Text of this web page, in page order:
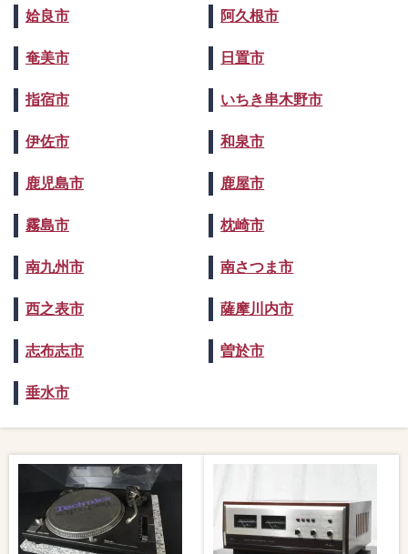
姶良市 阿久根市
奄美市 日置市
指宿市 いちき串木野市
伊佐市 和泉市
鹿児島市 鹿屋市
霧島市 枕崎市
南九州市 南さつま市
西之表市 薩摩川内市
志布志市 曽於市
垂水市